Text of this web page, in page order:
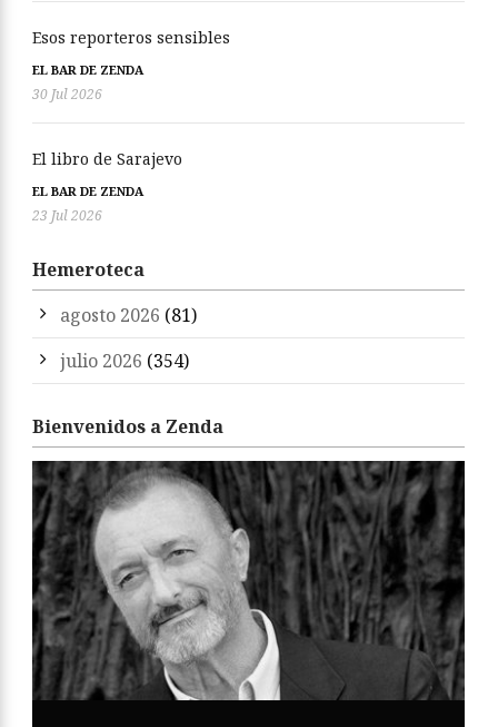
Esos reporteros sensibles
EL BAR DE ZENDA
30 Jul 2026
El libro de Sarajevo
EL BAR DE ZENDA
23 Jul 2026
Hemeroteca
agosto 2026 (81)
julio 2026 (354)
Bienvenidos a Zenda